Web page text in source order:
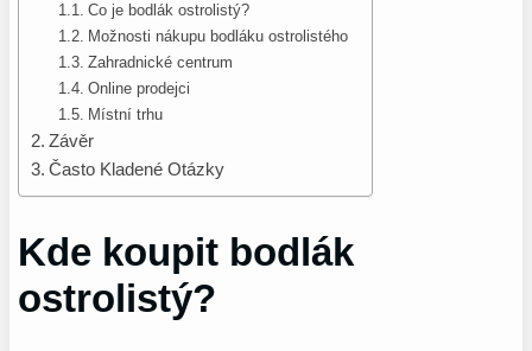
Co je bodlák ostrolistý?
Možnosti nákupu bodláku ostrolistého
Zahradnické centrum
Online prodejci
Místní trhu
Závěr
Často Kladené Otázky
Kde koupit bodlák
ostrolistý?